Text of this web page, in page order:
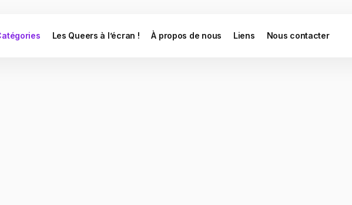
Les Queers à l’écran ! À propos de nous Liens Nous contacter